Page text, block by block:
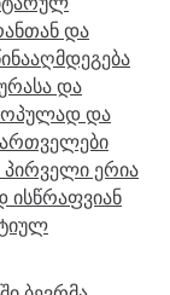
და
და
და
ერია
ისწრაფვიან